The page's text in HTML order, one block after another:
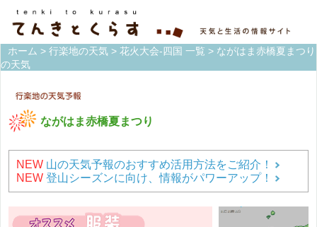
ホーム > 行楽地の天気 > 花火大会-四国 一覧 > ながはま赤橋夏まつり
の天気
ながはま赤橋夏まつり
NEW 山の天気予報のおすすめ活用方法をご紹介！
NEW 登山シーズンに向け、情報がパワーアップ！